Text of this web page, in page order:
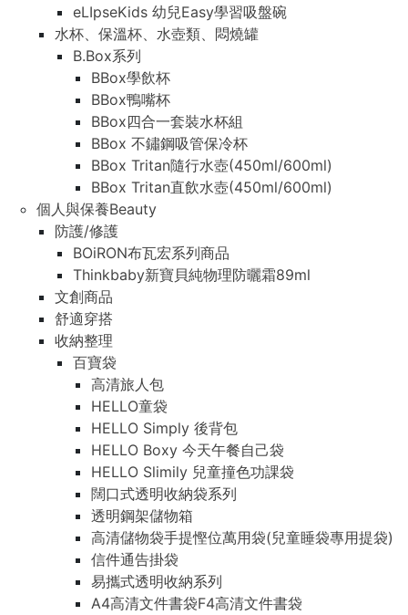
eLIpseKids 幼兒Easy學習吸盤碗
水杯、保溫杯、水壺類、悶燒罐
B.Box系列
BBox學飲杯
BBox鴨嘴杯
BBox四合一套裝水杯組
BBox 不鏽鋼吸管保冷杯
BBox Tritan隨行水壺(450ml/600ml)
BBox Tritan直飲水壺(450ml/600ml)
個人與保養Beauty
防護/修護
BOiRON布瓦宏系列商品
Thinkbaby新寶貝純物理防曬霜89ml
文創商品
舒適穿搭
收納整理
百寶袋
高清旅人包
HELLO童袋
HELLO Simply 後背包
HELLO Boxy 今天午餐自己袋
HELLO Slimily 兒童撞色功課袋
闊口式透明收納袋系列
透明鋼架儲物箱
高清儲物袋手提慳位萬用袋(兒童睡袋專用提袋)
信件通告掛袋
易攜式透明收納系列
A4高清文件書袋F4高清文件書袋